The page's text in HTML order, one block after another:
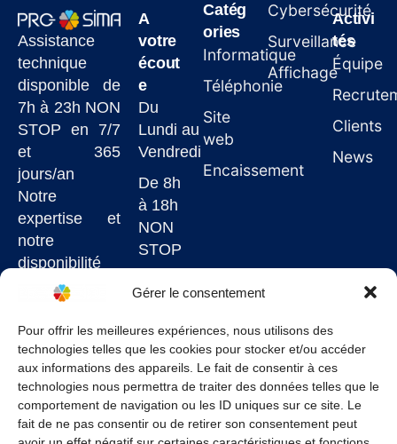
Gérer le consentement
Pour offrir les meilleures expériences, nous utilisons des
technologies telles que les cookies pour stocker et/ou accéder
aux informations des appareils. Le fait de consentir à ces
technologies nous permettra de traiter des données telles que le
comportement de navigation ou les ID uniques sur ce site. Le
fait de ne pas consentir ou de retirer son consentement peut
Assistance
technique
disponible de
7h à 23h NON
STOP en 7/7
et 365
jours/an
Notre
expertise et
notre
disponibilité
garantissent
un service de
qualité à un
juste prix.
A
votre
écout
e
Du
Lundi au
Vendredi
De 8h
à 18h
NON
STOP
Catég
ories
Informatique
Téléphonie
Site
web
Encaissement
Cybersécurité
Surveillance
Affichage
Activi
tés
Équipe
Clients
News